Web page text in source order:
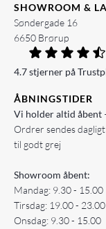
SHOWROOM &
Søndergade 16
6650 Brørup
4.7 stjerner på
ÅBNINGSTIDER
Vi holder altid åbent
Ordrer sendes
til godt grej
Showroom åbent:
Mandag: 9.30 - 15.00
Tirsdag: 19.00 - 23.00
Onsdag: 9.30 - 15.00